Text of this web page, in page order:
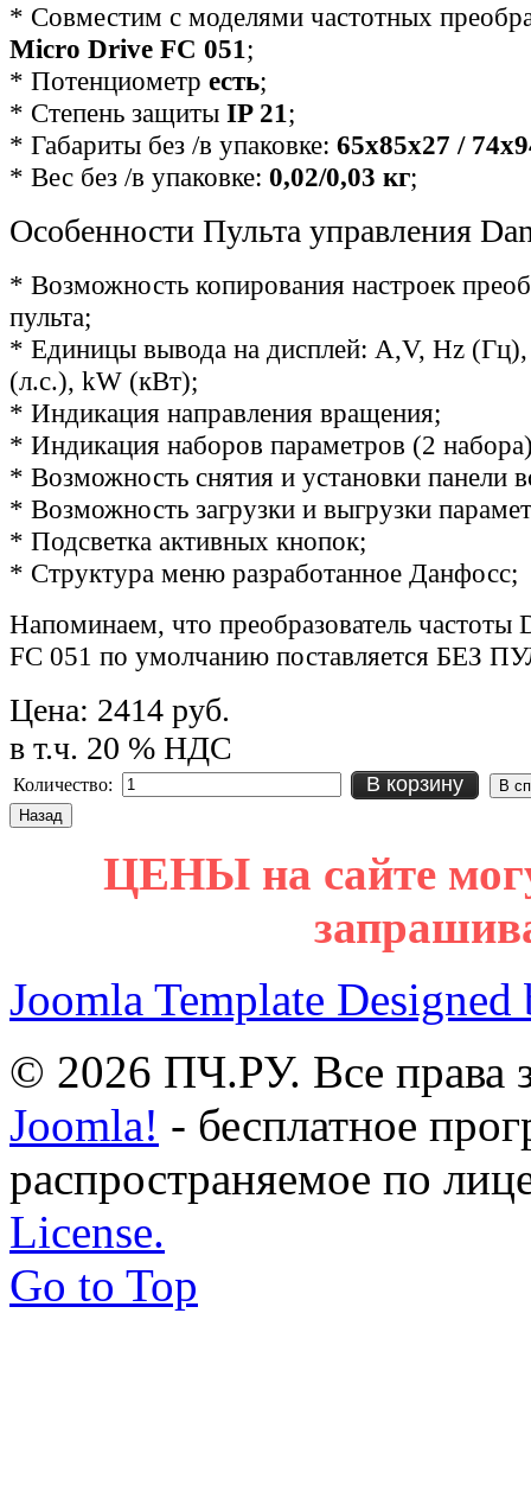
* Совместим с моделями частотных
Micro Drive FC 051;
* Потенциометр есть;
* Степень защиты IP 21;
* Габариты без /в упаковке: 65х85х27 /
* Вес без /в упаковке: 0,02/0,03 кг;
Особенности Пульта управления
* Возможность копирования настроек
пульта;
* Единицы вывода на дисплей: А,V, Hz
(л.с.), kW (кВт);
* Индикация направления вращения;
* Индикация наборов параметров (2
* Возможность снятия и установки панели
* Возможность загрузки и выгрузки
* Подсветка активных кнопок;
* Структура меню разработанное Данфосс;
Напоминаем, что преобразователь
FC 051 по умолчанию поставляется
Цена: 2414 руб.
в т.ч. 20 % НДС
Количество: В корзину
ЦЕНЫ на сайте
Joomla Template Designed
© 2026 ПЧ.РУ. Все права
Joomla! - бесплатное
распространяемое по
License.
Go to Top